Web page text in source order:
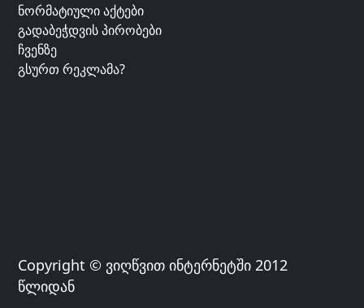
ნორმატიული აქტები
გადაბეჭდვის პირობები
ჩვენზე
გსურთ რეკლამა?
Copyright © ვიღწვით ინტერნეტში 2012
წლიდან